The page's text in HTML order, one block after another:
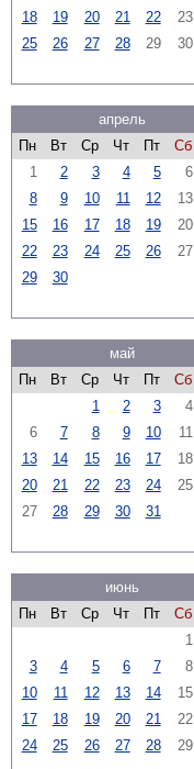
18
19 20 21 22 23
25
26 27 28 29 30
апрель
Пн
Вт Ср Чт Пт Сб
1
2 3 4 5 6
8
9 10 11 12 13
15
16 17 18 19 20
22
23 24 25 26 27
29
30
май
Пн
Вт Ср Чт Пт Сб
1
2 3 4
6
7 8 9 10 11
13
14 15 16 17 18
20
21 22 23 24 25
27
28 29 30 31
июнь
Пн
Вт Ср Чт Пт Сб
1
3
4 5 6 7 8
10
11 12 13 14 15
17
18 19 20 21 22
24
25 26 27 28 29